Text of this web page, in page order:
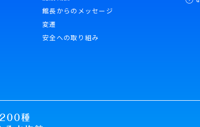
館長からのメッセージ
変遷
安全への取り組み